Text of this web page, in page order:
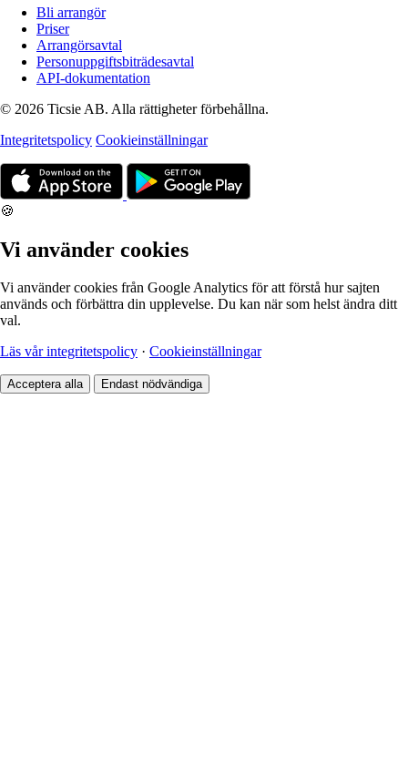
Bli arrangör
Priser
Arrangörsavtal
Personuppgiftsbiträdesavtal
API-dokumentation
© 2026 Ticsie AB. Alla rättigheter förbehållna.
Integritetspolicy Cookieinställningar
🍪
Vi använder cookies
Vi använder cookies från Google Analytics för att förstå hur sajten
används och förbättra din upplevelse. Du kan när som helst ändra ditt
val.
Läs vår integritetspolicy · Cookieinställningar
Acceptera alla Endast nödvändiga